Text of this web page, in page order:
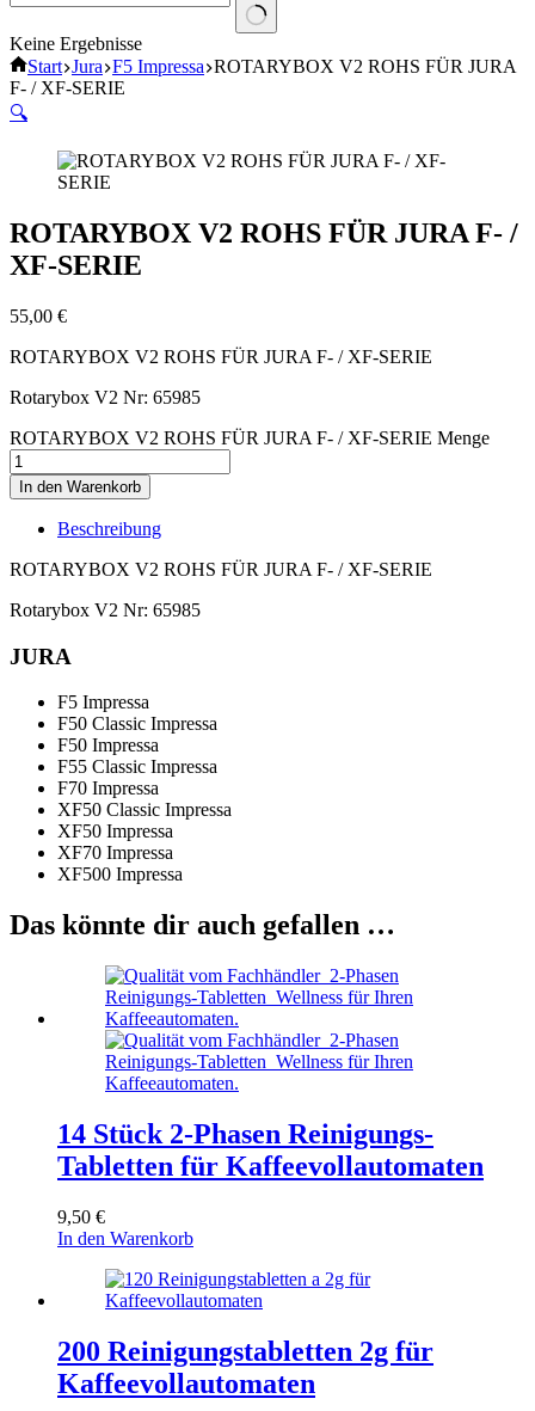
Keine Ergebnisse
Start Jura F5 Impressa ROTARYBOX V2 ROHS FÜR JURA
F- / XF-SERIE
🔍
ROTARYBOX V2 ROHS FÜR JURA F- /
XF-SERIE
55,00 €
ROTARYBOX V2 ROHS FÜR JURA F- / XF-SERIE
Rotarybox V2 Nr: 65985
ROTARYBOX V2 ROHS FÜR JURA F- / XF-SERIE Menge
In den Warenkorb
Beschreibung
ROTARYBOX V2 ROHS FÜR JURA F- / XF-SERIE
Rotarybox V2 Nr: 65985
JURA
F5 Impressa
F50 Classic Impressa
F50 Impressa
F55 Classic Impressa
F70 Impressa
XF50 Classic Impressa
XF50 Impressa
XF70 Impressa
XF500 Impressa
Das könnte dir auch gefallen …
14 Stück 2-Phasen Reinigungs-
Tabletten für Kaffeevollautomaten
9,50 €
In den Warenkorb
200 Reinigungstabletten 2g für
Kaffeevollautomaten